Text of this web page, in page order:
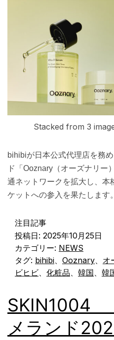
Stacked from 3
bihibiが日本公式代理店を務
ド「Ooznary（オーズナリー
通ネットワークを拡大し、本
ケットへの参入を果たします。
注目記事
投稿日: 2025年10月25日
カテゴリー: NEWS
タグ: bihibi Ooznary オ
ビヒビ
化粧品 韓国 韓
SKIN1004
メランド